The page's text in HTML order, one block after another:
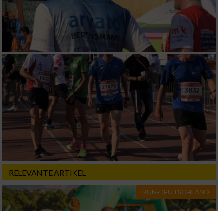
RELEVANTE ARTIKEL
RUN-DEUTSCHLAND
Analyse von Zielgruppen durch Statistiken
oder Kombinationen von Daten aus
verschiedenen Quellen
Entwicklung und Verbesserung der Angebote
Verwendung reduzierter Daten zur Auswahl
von Inhalten
IAB-Besonderheiten:
Verwendung genauer Standortdaten
Geräte anhand von aktiv angeforderten
Informationen identifizieren
Nicht-IAB-Verarbeitungszwecke:
Notwendig